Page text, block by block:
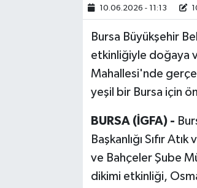
10.06.2026 - 11:13
Bursa Büyükşehir
etkinliğiyle doğaya
Mahallesi'nde
yeşil bir Bursa için
BURSA (İGFA) -
Başkanlığı Sıfır
ve Bahçeler Şube
dikimi etkinliği,
Kültür & Sanat